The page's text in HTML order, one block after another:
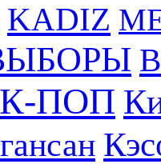
KADIZ
К-ПОП